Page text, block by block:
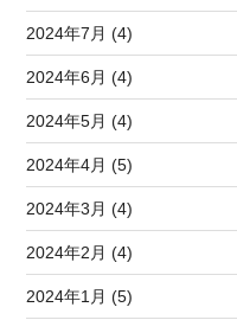
2024年7月 (4)
2024年6月 (4)
2024年5月 (4)
2024年4月 (5)
2024年3月 (4)
2024年2月 (4)
2024年1月 (5)